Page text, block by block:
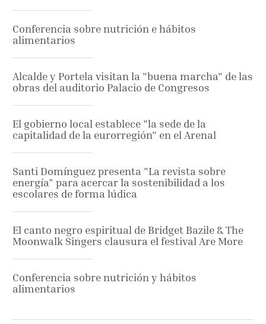
Conferencia sobre nutrición e hábitos
alimentarios
Alcalde y Portela visitan la "buena marcha" de las
obras del auditorio Palacio de Congresos
El gobierno local establece "la sede de la
capitalidad de la eurorregión" en el Arenal
Santi Domínguez presenta "La revista sobre
energía" para acercar la sostenibilidad a los
escolares de forma lúdica
El canto negro espiritual de Bridget Bazile & The
Moonwalk Singers clausura el festival Are More
Conferencia sobre nutrición y hábitos
alimentarios